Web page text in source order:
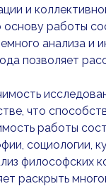
и
работы
анализа и
позволяет
что
работы
социологии,
философских
раскрыть